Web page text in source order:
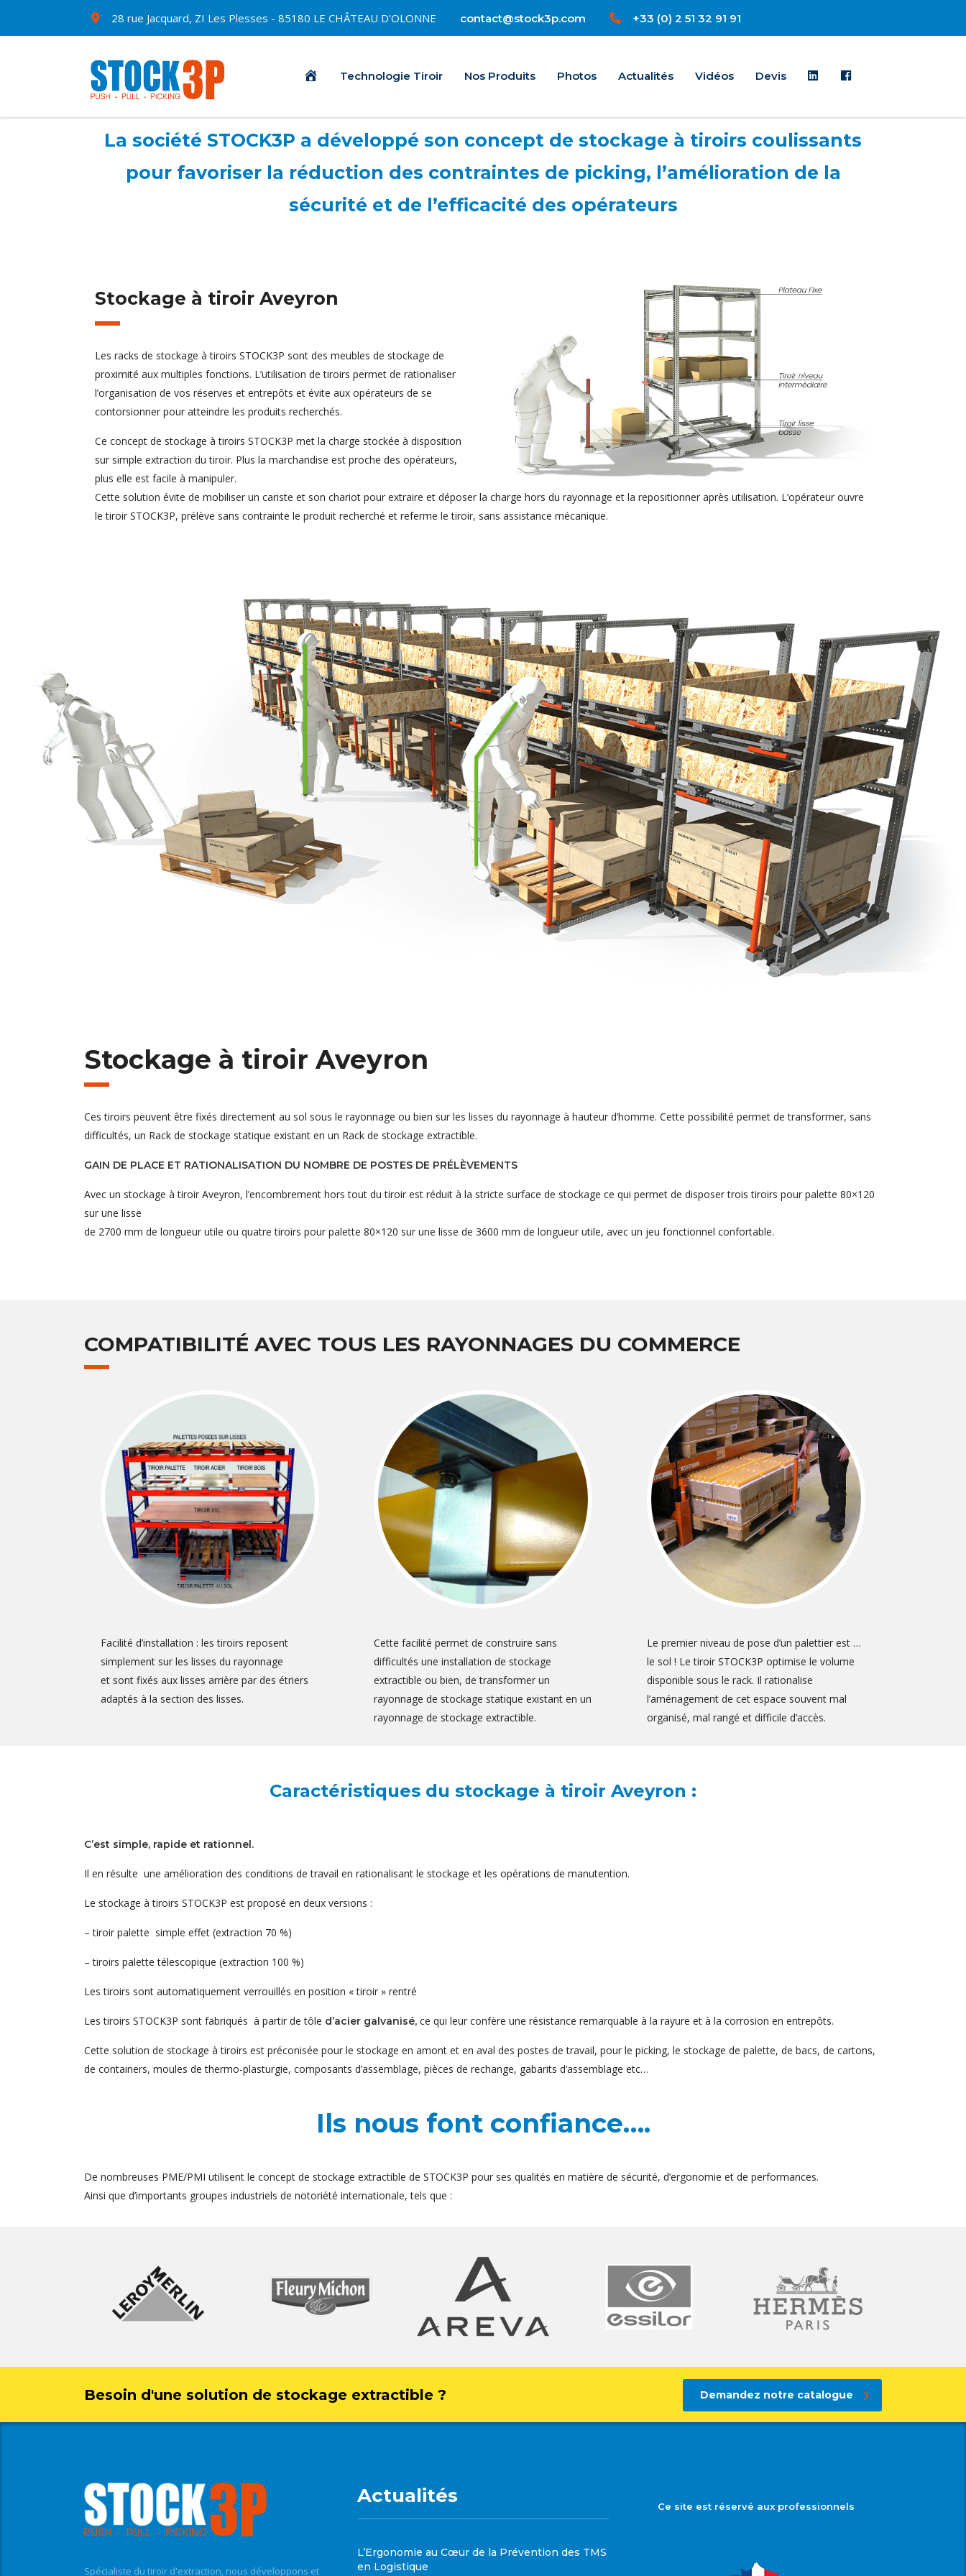
28 rue Jacquard, ZI Les Plesses - 85180 LE CHÂTEAU D’OLONNE contact@stock3p.com +33 (0) 2 51 32 91 91
AccueilTechnologie Tiroir Nos Produits Photos Actualités Vidéos Devis Linkedin
La société STOCK3P a développé son concept de stockage à tiroirs coulissants
pour favoriser la réduction des contraintes de picking, l’amélioration de la
sécurité et de l’efficacité des opérateurs
Stockage à tiroir Aveyron
Les racks de stockage à tiroirs STOCK3P sont des meubles de stockage de
proximité aux multiples fonctions. L’utilisation de tiroirs permet de rationaliser
l’organisation de vos réserves et entrepôts et évite aux opérateurs de se
contorsionner pour atteindre les produits recherchés.
Ce concept de stockage à tiroirs STOCK3P met la charge stockée à disposition
sur simple extraction du tiroir. Plus la marchandise est proche des opérateurs,
plus elle est facile à manipuler.
Cette solution évite de mobiliser un cariste et son chariot pour extraire et déposer la charge hors du rayonnage et la repositionner après utilisation. L’opérateur ouvre
le tiroir STOCK3P, prélève sans contrainte le produit recherché et referme le tiroir, sans assistance mécanique.
Stockage à tiroir Aveyron
Ces tiroirs peuvent être fixés directement au sol sous le rayonnage ou bien sur les lisses du rayonnage à hauteur d’homme. Cette possibilité permet de transformer, sans
difficultés, un Rack de stockage statique existant en un Rack de stockage extractible.
GAIN DE PLACE ET RATIONALISATION DU NOMBRE DE POSTES DE PRÉLÈVEMENTS
Avec un stockage à tiroir Aveyron, l’encombrement hors tout du tiroir est réduit à la stricte surface de stockage ce qui permet de disposer trois tiroirs pour palette 80×120
sur une lisse
de 2700 mm de longueur utile ou quatre tiroirs pour palette 80×120 sur une lisse de 3600 mm de longueur utile, avec un jeu fonctionnel confortable.
COMPATIBILITÉ AVEC TOUS LES RAYONNAGES DU COMMERCE
Facilité d’installation : les tiroirs reposent
simplement sur les lisses du rayonnage
et sont fixés aux lisses arrière par des étriers
adaptés à la section des lisses.
Cette facilité permet de construire sans
difficultés une installation de stockage
extractible ou bien, de transformer un
rayonnage de stockage statique existant en un
rayonnage de stockage extractible.
Le premier niveau de pose d’un palettier est …
le sol ! Le tiroir STOCK3P optimise le volume
disponible sous le rack. Il rationalise
l’aménagement de cet espace souvent mal
organisé, mal rangé et difficile d’accès.
Caractéristiques du stockage à tiroir Aveyron :
C’est simple, rapide et rationnel.
Il en résulte une amélioration des conditions de travail en rationalisant le stockage et les opérations de manutention.
Le stockage à tiroirs STOCK3P est proposé en deux versions :
– tiroir palette simple effet (extraction 70 %)
– tiroirs palette télescopique (extraction 100 %)
Les tiroirs sont automatiquement verrouillés en position « tiroir » rentré
Les tiroirs STOCK3P sont fabriqués à partir de tôle d’acier galvanisé, ce qui leur confère une résistance remarquable à la rayure et à la corrosion en entrepôts.
Cette solution de stockage à tiroirs est préconisée pour le stockage en amont et en aval des postes de travail, pour le picking, le stockage de palette, de bacs, de cartons,
de containers, moules de thermo-plasturgie, composants d’assemblage, pièces de rechange, gabarits d’assemblage etc…
Ils nous font confiance….
De nombreuses PME/PMI utilisent le concept de stockage extractible de STOCK3P pour ses qualités en matière de sécurité, d’ergonomie et de performances.
Ainsi que d’importants groupes industriels de notoriété internationale, tels que :
Besoin d'une solution de stockage extractible ? Demandez notre catalogue
Spécialiste du tiroir d'extraction, nous développons et
Actualités
L’Ergonomie au Cœur de la Prévention des TMS
en Logistique
Ce site est réservé aux professionnels